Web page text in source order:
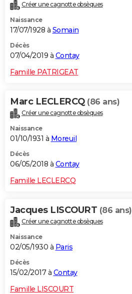
Créer une cagnotte obsèques
Naissance
17/07/1928 à Somain
Décès
07/04/2019 à Contay
Famille PATRIGEAT
Marc LECLERCQ (86 ans)
Créer une cagnotte obsèques
Naissance
01/10/1931 à Moreuil
Décès
06/05/2018 à Contay
Famille LECLERCQ
Jacques LISCOURT (86 ans)
Créer une cagnotte obsèques
Naissance
02/05/1930 à Paris
Décès
15/02/2017 à Contay
Famille LISCOURT